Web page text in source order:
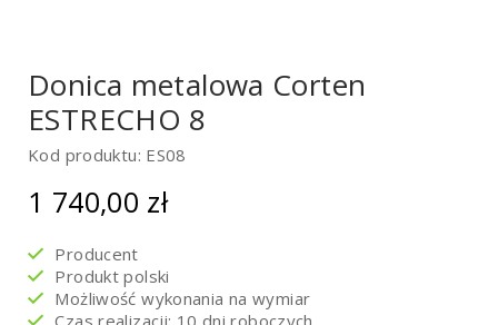
Donica metalowa Corten
ESTRECHO 8
Kod produktu: ES08
1 740,00 zł
Producent
Produkt polski
Możliwość wykonania na wymiar
Czas realizacji: 10 dni roboczych